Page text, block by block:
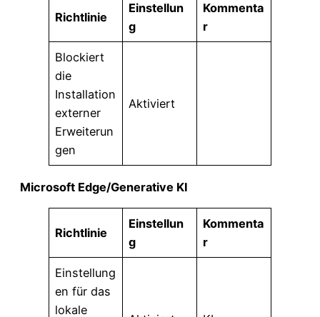
Richtlinie
Einstellun
g
Kommenta
r
Blockiert
die
Installation
externer
Erweiterun
gen
Aktiviert
Microsoft Edge/Generative KI
Richtlinie
Einstellun
g
Kommenta
r
Einstellung
en für das
lokale